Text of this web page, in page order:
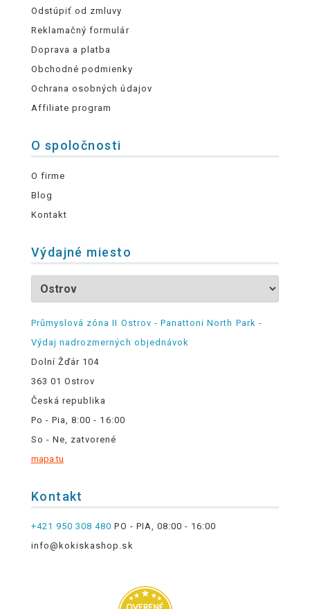
Odstúpiť od zmluvy
Reklamačný formulár
Doprava a platba
Obchodné podmienky
Ochrana osobných údajov
Affiliate program
O spoločnosti
O firme
Blog
Kontakt
Výdajné miesto
Průmyslová zóna II Ostrov - Panattoni North Park -
Výdaj nadrozmerných objednávok
Dolní Žďár 104
363 01 Ostrov
Česká republika
Po - Pia, 8:00 - 16:00
So - Ne, zatvorené
mapa tu
Kontakt
+421 950 308 480 PO - PIA, 08:00 - 16:00
info@kokiskashop.sk